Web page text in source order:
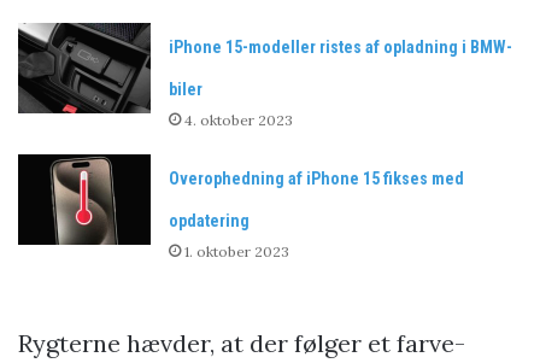
iPhone 15-modeller ristes af opladning i BMW-
biler
4. oktober 2023
Overophedning af iPhone 15 fikses med
opdatering
1. oktober 2023
Rygterne hævder, at der følger et farve-